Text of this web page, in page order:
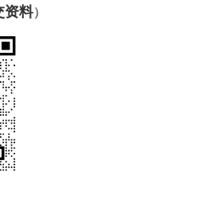
资料）